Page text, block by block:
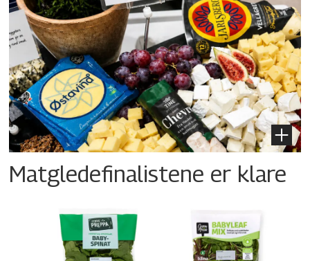
Matgledefinalistene er klare